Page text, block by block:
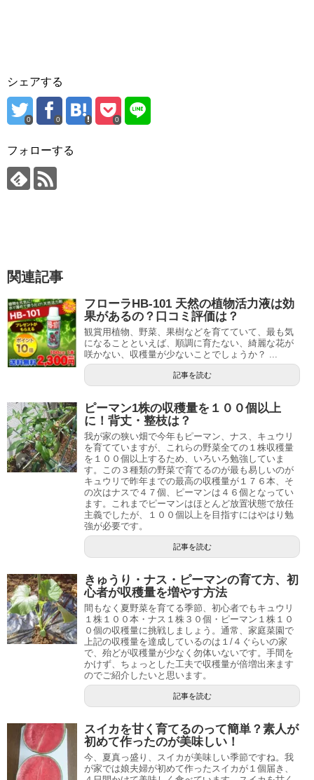
シェアする
0 0 0
フォローする
関連記事
フローラHB-101 天然の植物活力液は効
果があるの？口コミ評価は？
観賞用植物、野菜、果樹などを育てていて、最も気
になることといえば、順調に育たない、綺麗な花が
咲かない、収穫量が少ないことでしょうか？ ...
記事を読む
ピーマン1株の収穫量を１００個以上
に！背丈・整枝は？
我が家の狭い畑で今年もピーマン、ナス、キュウリ
を育てていますが、これらの野菜全ての１株収穫量
を１００個以上するため、いろいろ勉強していま
す。この３種類の野菜で育てるのが最も易しいのが
キュウリで昨年までの最高の収穫量が１７６本、そ
の次はナスで４７個、ピーマンは４６個となってい
ます。これまでピーマンはほとんど放置状態で放任
主義でしたが、１００個以上を目指すにはやはり勉
強が必要です。
記事を読む
きゅうり・ナス・ピーマンの育て方、初
心者が収穫量を増やす方法
間もなく夏野菜を育てる季節、初心者でもキュウリ
１株１００本・ナス１株３０個・ピーマン１株１０
０個の収穫量に挑戦しましょう。通常、家庭菜園で
上記の収穫量を達成しているのは１/４ぐらいの家
で、殆どが収穫量が少なく勿体いないです。手間を
かけず、ちょっとした工夫で収穫量が倍増出来ます
のでご紹介したいと思います。
記事を読む
スイカを甘く育てるのって簡単？素人が
初めて作ったのが美味しい！
今、夏真っ盛り、スイカが美味しい季節ですね。我
が家では娘夫婦が初めて作ったスイカが１個届き、